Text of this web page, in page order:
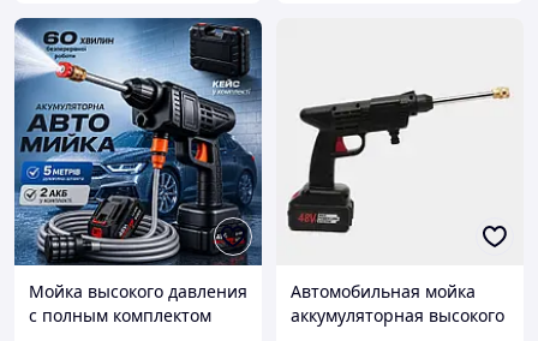
Мойка высокого давления
с полным комплектом
Автомобильная мойка
аккумуляторная высокого